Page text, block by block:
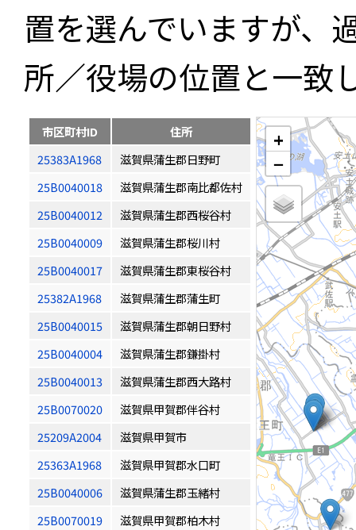
置を選んでいますが、
所／役場の位置と一致
市区町村ID
住所
25383A1968
滋賀県蒲生郡日野町
25B0040018
滋賀県蒲生郡南比都佐村
25B0040012
滋賀県蒲生郡西桜谷村
25B0040009
滋賀県蒲生郡桜川村
25B0040017
滋賀県蒲生郡東桜谷村
25382A1968
滋賀県蒲生郡蒲生町
25B0040015
滋賀県蒲生郡朝日野村
25B0040004
滋賀県蒲生郡鎌掛村
25B0040013
滋賀県蒲生郡西大路村
25B0070020
滋賀県甲賀郡伴谷村
25209A2004
滋賀県甲賀市
25363A1968
滋賀県甲賀郡水口町
25B0040006
滋賀県蒲生郡玉緒村
25B0070019
滋賀県甲賀郡柏木村
+
−